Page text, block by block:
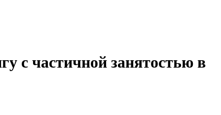
с частичной занятостью в